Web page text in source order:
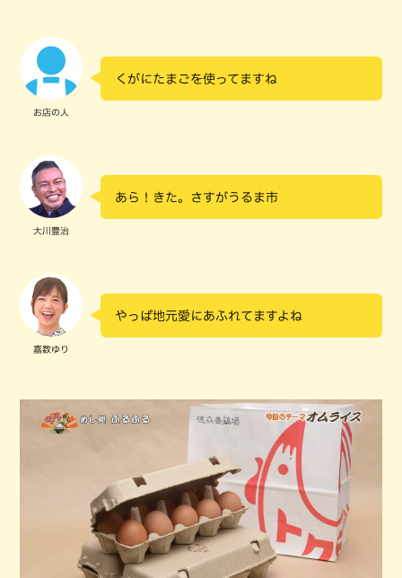
お店の人
くがにたまごを使ってますね
大川豊治
あら！きた。さすがうるま市
嘉数ゆり
やっぱ地元愛にあふれてますよね